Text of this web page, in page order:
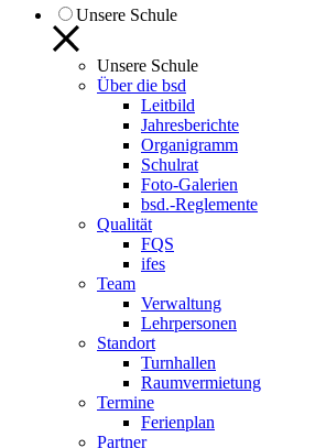
Unsere Schule
Unsere Schule
Über die bsd
Leitbild
Jahresberichte
Organigramm
Schulrat
Foto-Galerien
bsd.-Reglemente
Qualität
FQS
ifes
Team
Verwaltung
Lehrpersonen
Standort
Turnhallen
Raumvermietung
Termine
Ferienplan
Partner